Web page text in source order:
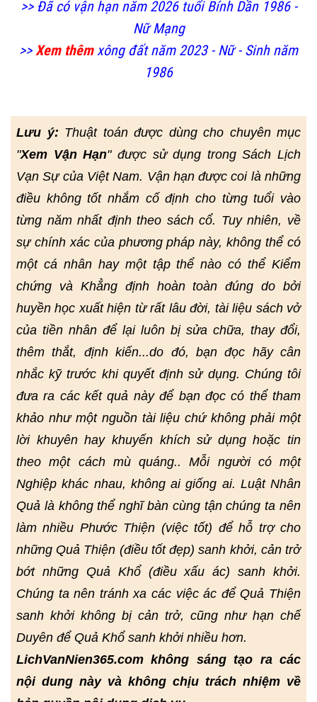
>> Đã có vận hạn năm 2026 tuổi Bính Dần 1986 -
Nữ Mạng
>>Xem thêmxông đất năm 2023 - Nữ - Sinh năm
1986
Lưu ý: Thuật toán được dùng cho chuyên mục
"Xem Vận Hạn" được sử dụng trong Sách Lịch
Vạn Sự của Việt Nam. Vận hạn được coi là những
điều không tốt nhắm cố định cho từng tuổi vào
từng năm nhất định theo sách cổ. Tuy nhiên, về
sự chính xác của phương pháp này, không thể có
một cá nhân hay một tập thể nào có thể Kiểm
chứng và Khẳng định hoàn toàn đúng do bởi
huyền học xuất hiện từ rất lâu đời, tài liệu sách vở
của tiền nhân để lại luôn bị sửa chữa, thay đổi,
thêm thắt, định kiến...do đó, bạn đọc hãy cân
nhắc kỹ trước khi quyết định sử dụng. Chúng tôi
đưa ra các kết quả này để bạn đọc có thể tham
khảo như một nguồn tài liệu chứ không phải một
lời khuyên hay khuyến khích sử dụng hoặc tin
theo một cách mù quáng.. Mỗi người có một
Nghiệp khác nhau, không ai giống ai. Luật Nhân
Quả là không thể nghĩ bàn cùng tận chúng ta nên
làm nhiều Phước Thiện (việc tốt) để hỗ trợ cho
những Quả Thiện (điều tốt đẹp) sanh khởi, cản trở
bớt những Quả Khổ (điều xấu ác) sanh khởi.
Chúng ta nên tránh xa các việc ác để Quả Thiện
sanh khởi không bị cản trở, cũng như hạn chế
Duyên để Quả Khổ sanh khởi nhiều hơn.
LichVanNien365.com không sáng tạo ra các
nội dung này và không chịu trách nhiệm về